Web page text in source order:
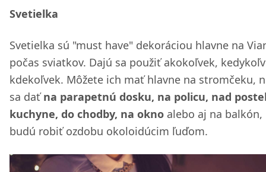
Svetielka
Svetielka sú "must have" dekoráciou hlavne na
počas sviatkov. Dajú sa použiť akokoľvek,
kdekoľvek. Môžete ich mať hlavne na stromčeku,
sa daťna parapetnú dosku, na policu, nad
kuchyne, do chodby, na okno alebo aj na balkón,
budú robiť ozdobu okoloidúcim ľuďom.